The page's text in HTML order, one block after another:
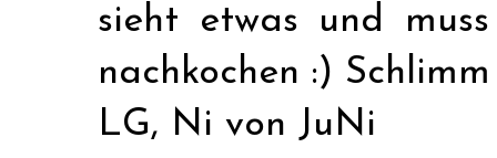
sieht etwas und
nachkochen :)
LG, Ni von JuNi